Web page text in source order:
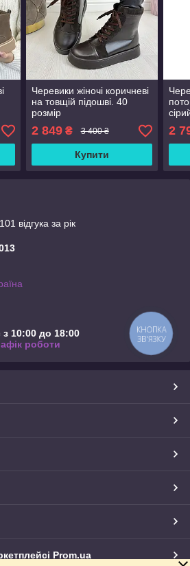
Черевики жіночі коричневі
на товщій підошві. 40
розмір
2 849₴ 3 400 ₴
Купити
2
відгука за рік
10:00 до 18:00
роботи
Prom.ua
КНОПКА
ЗВ'ЯЗКУ